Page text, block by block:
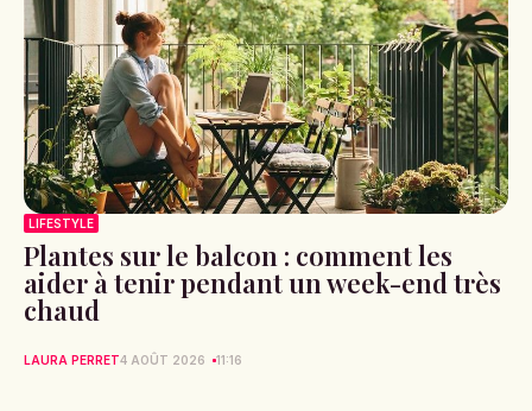
LIFESTYLE
Plantes sur le balcon : comment les
aider à tenir pendant un week-end très
chaud
LAURA PERRET4 AOÛT 2026 11:16